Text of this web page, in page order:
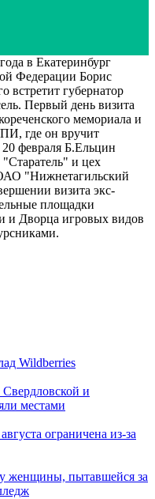
в Екатеринбург
Федерации Борис
встретит губернатор
Первый день визита
мемориала и
где он вручит
февраля Б.Ельцин
и цех
"Нижнетагильский
визита экс-
площадки
и Дворца игровых видов
Wildberries
и
местами
ограничена из-за
женщины, пытавшейся за